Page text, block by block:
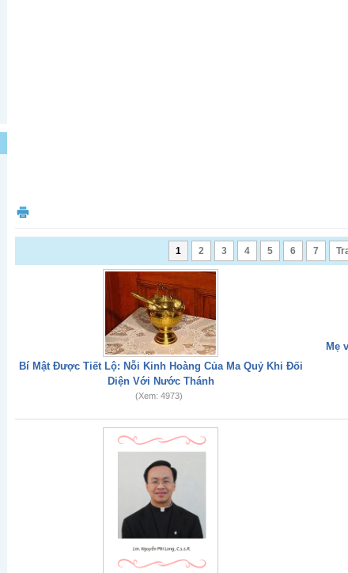
1 2 3 4 5 6 7
Bí Mật Được Tiết Lộ: Nỗi Kinh Hoàng Của Ma Quỷ Khi Đối
Diện Với Nước Thánh
(Xem: 4973)
Mẹ